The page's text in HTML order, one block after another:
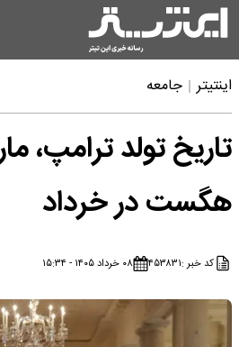
اینتیتر جامعه
تاریخ تولد ترامپ،
هگست در خرداد
کد خبر :۴۵۳۸۳۱ ۰۸ خرداد ۱۴۰۵ - ۱۵:۳۴